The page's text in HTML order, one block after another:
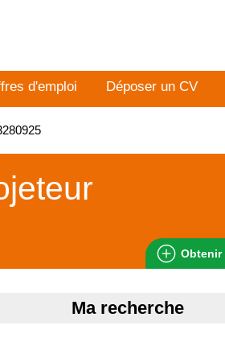
d'emploi Déposer un CV
Obtenir
Ma recherche